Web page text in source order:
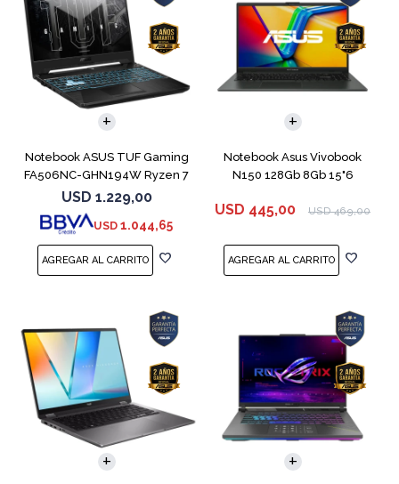
Notebook ASUS TUF Gaming
FA506NC-GHN194W Ryzen 7
7445HS 3050
USD 1.229,00
USD 1.044,65
COMPARAR
Notebook Asus Vivobook
N150 128Gb 8Gb 15"6
USD 445,00 USD 469,00
COMPARAR
COMPARAR COMPARAR